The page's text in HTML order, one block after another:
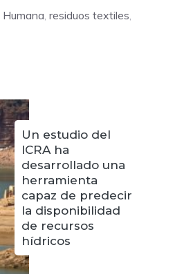
Humana, residuos textiles,
Un estudio del
ICRA ha
desarrollado una
herramienta
capaz de predecir
la disponibilidad
de recursos
hídricos